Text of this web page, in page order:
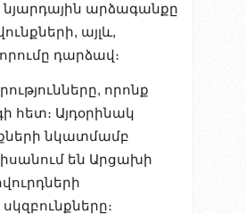
նյարդային արձագանքը
այլև,
դարձավ։
որոնք
հետ։ Այդօրինակ
նկատմամբ
են Արցախի